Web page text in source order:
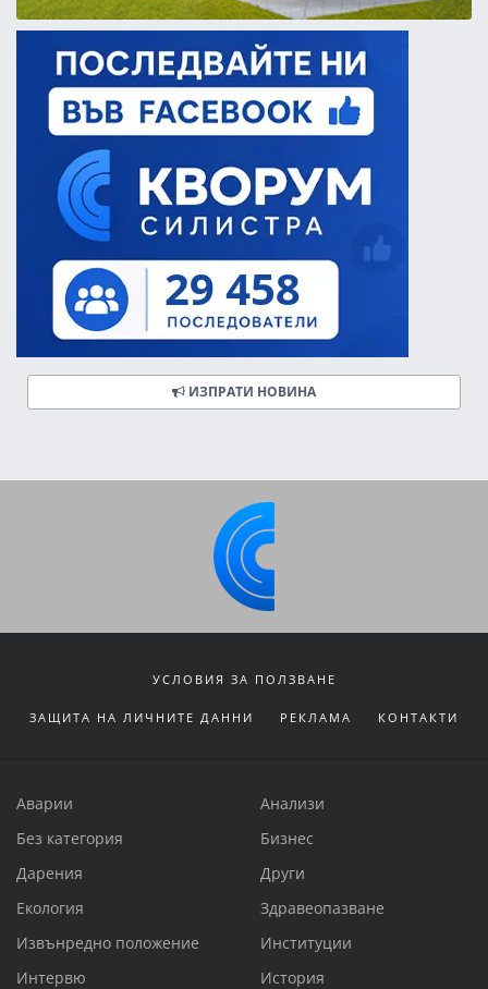
ИЗПРАТИ НОВИНА
УСЛОВИЯ ЗА ПОЛЗВАНЕ
ЗАЩИТА НА ЛИЧНИТЕ ДАННИ РЕКЛАМА КОНТАКТИ
Аварии
Анализи
Без категория
Бизнес
Дарения
Други
Екология
Здравеопазване
Извънредно положение
Институции
Интервю
История